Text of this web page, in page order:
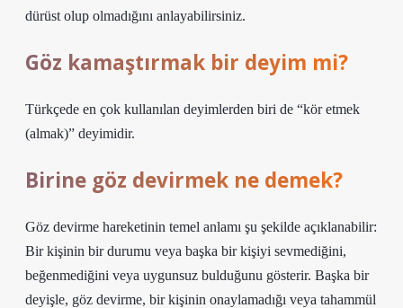
dürüst olup olmadığını anlayabilirsiniz.
Göz kamaştırmak bir deyim mi?
Türkçede en çok kullanılan deyimlerden biri de “kör etmek
(almak)” deyimidir.
Birine göz devirmek ne demek?
Göz devirme hareketinin temel anlamı şu şekilde açıklanabilir:
Bir kişinin bir durumu veya başka bir kişiyi sevmediğini,
beğenmediğini veya uygunsuz bulduğunu gösterir. Başka bir
deyişle, göz devirme, bir kişinin onaylamadığı veya tahammül